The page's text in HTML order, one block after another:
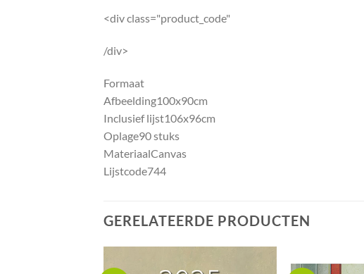
<div class="product_code"
/div>
Formaat
Afbeelding100x90cm
Inclusief lijst106x96cm
Oplage90 stuks
MateriaalCanvas
Lijstcode744
GERELATEERDE PRODUCTEN